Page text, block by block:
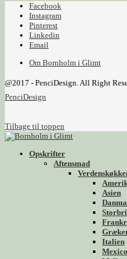
Facebook
Instagram
Pinterest
Linkedin
Email
Om Bornholm i Glimt
@2017 - PenciDesign. All Right
PenciDesign
Tilbage til toppen
Opskrifter
Aftensmad
Asien
Italien
Mexico